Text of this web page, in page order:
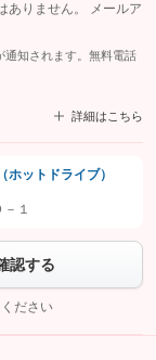
ありません。 メールア
知されます。無料電話
詳細はこちら
「許可する」ボタンを押
せを
ットドライブ）
１
認する
ださい